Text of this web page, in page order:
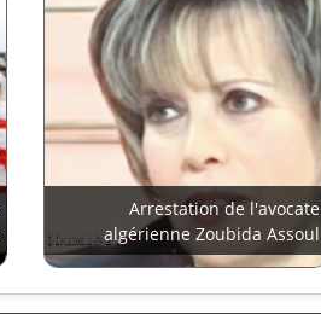
Arrestation de l'avocate
algérienne Zoubida Assoul